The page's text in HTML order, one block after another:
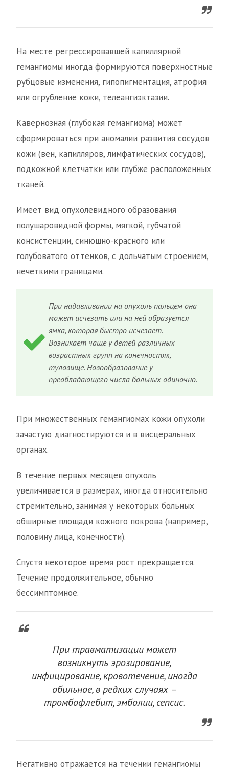
На месте регрессировавшей капиллярной
гемангиомы иногда формируются поверхностные
рубцовые изменения, гипопигментация, атрофия
или огрубление кожи, телеангиэктазии.
Кавернозная (глубокая гемангиома) может
сформироваться при аномалии развития сосудов
кожи (вен, капилляров, лимфатических сосудов),
подкожной клетчатки или глубже расположенных
тканей.
Имеет вид опухолевидного образования
полушаровидной формы, мягкой, губчатой
консистенции, синюшно-красного или
голубоватого оттенков, с дольчатым строением,
нечеткими границами.
При надавливании на опухоль пальцем она
может исчезать или на ней образуется
ямка, которая быстро исчезает.
Возникает чаще у детей различных
возрастных групп на конечностях,
туловище. Новообразование у
преобладающего числа больных одиночно.
При множественных гемангиомах кожи опухоли
зачастую диагностируются и в висцеральных
органах.
В течение первых месяцев опухоль
увеличивается в размерах, иногда относительно
стремительно, занимая у некоторых больных
обширные площади кожного покрова (например,
половину лица, конечности).
Спустя некоторое время рост прекращается.
Течение продолжительное, обычно
бессимптомное.
При травматизации может
возникнуть эрозирование,
инфицирование, кровотечение, иногда
обильное, в редких случаях –
тромбофлебит, эмболии, сепсис.
Негативно отражается на течении гемангиомы